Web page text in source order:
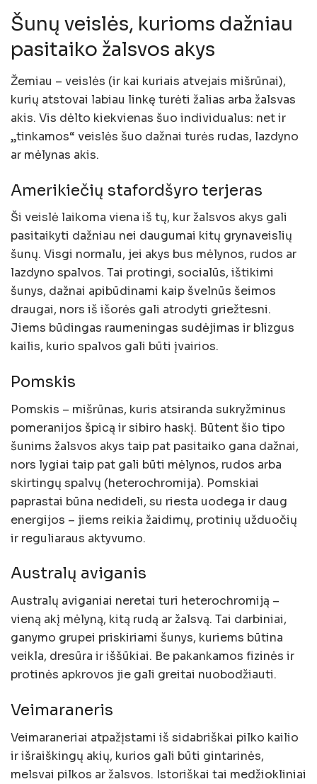
Šunų veislės, kurioms dažniau
pasitaiko žalsvos akys
Žemiau – veislės (ir kai kuriais atvejais mišrūnai),
kurių atstovai labiau linkę turėti žalias arba žalsvas
akis. Vis dėlto kiekvienas šuo individualus: net ir
„tinkamos“ veislės šuo dažnai turės rudas, lazdyno
ar mėlynas akis.
Amerikiečių stafordšyro terjeras
Ši veislė laikoma viena iš tų, kur žalsvos akys gali
pasitaikyti dažniau nei daugumai kitų grynaveislių
šunų. Visgi normalu, jei akys bus mėlynos, rudos ar
lazdyno spalvos. Tai protingi, socialūs, ištikimi
šunys, dažnai apibūdinami kaip švelnūs šeimos
draugai, nors iš išorės gali atrodyti griežtesni.
Jiems būdingas raumeningas sudėjimas ir blizgus
kailis, kurio spalvos gali būti įvairios.
Pomskis
Pomskis – mišrūnas, kuris atsiranda sukryžminus
pomeranijos špicą ir sibiro haskį. Būtent šio tipo
šunims žalsvos akys taip pat pasitaiko gana dažnai,
nors lygiai taip pat gali būti mėlynos, rudos arba
skirtingų spalvų (heterochromija). Pomskiai
paprastai būna nedideli, su riesta uodega ir daug
energijos – jiems reikia žaidimų, protinių užduočių
ir reguliaraus aktyvumo.
Australų aviganis
Australų aviganiai neretai turi heterochromiją –
vieną akį mėlyną, kitą rudą ar žalsvą. Tai darbiniai,
ganymo grupei priskiriami šunys, kuriems būtina
veikla, dresūra ir iššūkiai. Be pakankamos fizinės ir
protinės apkrovos jie gali greitai nuobodžiauti.
Veimaraneris
Veimaraneriai atpažįstami iš sidabriškai pilko kailio
ir išraiškingų akių, kurios gali būti gintarinės,
melsvai pilkos ar žalsvos. Istoriškai tai medžiokliniai